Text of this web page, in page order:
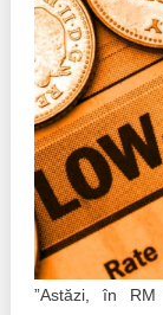
Implemented
Procedures
Notes &
Institutional
Announcements
IDIS
Sociometric
People Watch
National
Democratic
15 minutes of
Hybrid power
”Astăzi, în